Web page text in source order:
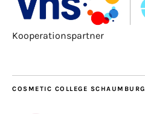
Kooperationspartner
COSMETIC COLLEGE SCHAUMBURG